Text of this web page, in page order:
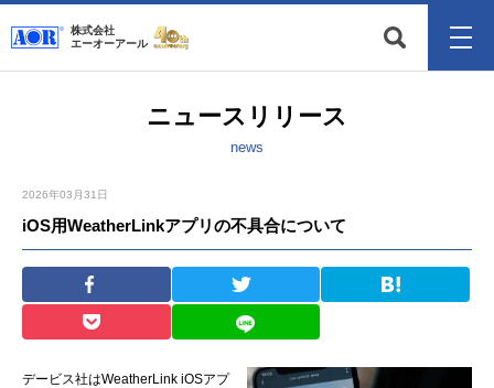
株式会社
エーオーアール
ニュースリリース
news
2026年03月31日
iOS用WeatherLinkアプリの不具合について
デービス社はWeatherLink iOSアプ